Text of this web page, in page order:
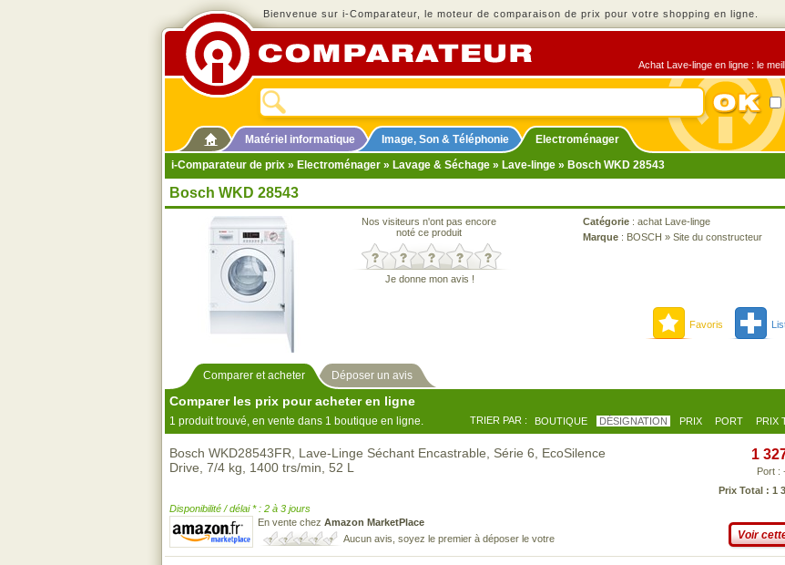
Bienvenue sur i-Comparateur, le moteur de comparaison de prix pour votre shopping en ligne.
Achat Lave-linge en ligne : le
Matériel informatique Image, Son & Téléphonie
Electroménager
i-Comparateur de prix » Electroménager » Lavage & Séchage » Lave-linge » Bosch WKD 28543
Bosch WKD 28543
Nos visiteurs n'ont pas encore
noté ce produit
Je donne mon avis !
Catégorie : achat Lave-linge
Marque : BOSCH » Site du constructeur
Favoris
Comparer et acheter Déposer un avis
Comparer les prix pour acheter en ligne
1 produit trouvé, en vente dans 1 boutique en ligne. TRIER PAR : BOUTIQUE DÉSIGNATION PRIX PORT PRIX
Bosch WKD28543FR, Lave-Linge Séchant Encastrable, Série 6, EcoSilence
Drive, 7/4 kg, 1400 trs/min, 52 L
Disponibilité / délai * : 2 à 3 jours
En vente chez Amazon MarketPlace
Aucun avis, soyez le premier à déposer le votre
1
Port :
Prix Total : 1
Voir